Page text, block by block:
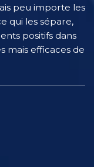
peu importe les
qui les sépare,
positifs dans
mais efficaces de